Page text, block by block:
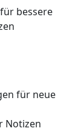
bessere
für neue
Notizen